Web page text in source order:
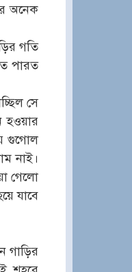
অনেক
গতি
পারত
সে
হওয়ার
গুগোল
নাই।
গেলো
যাবে
গাড়ির